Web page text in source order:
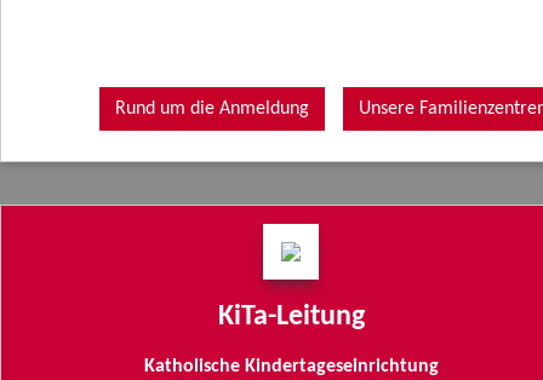
Unsere
Rund um die Anmeldung
KiTa-Leitung
Katholische Kindertageseinrichtung